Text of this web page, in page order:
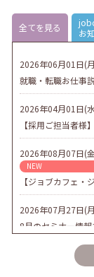
全てを見る
お
2026年06月01日(
就職・転職お仕事
2026年04月01日(
【採用ご担当者
2026年08月07日(
NEW
【ジョブカフェ・
2026年07月27日(
8月のセミナー情報
2026年07月01日(水)
企業様向けセミナ